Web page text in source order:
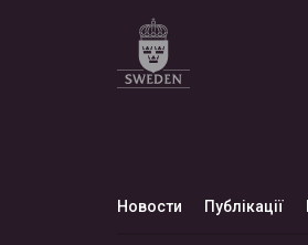
Новости Публікації